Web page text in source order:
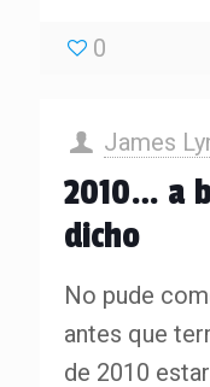
0
James
2010… a
dicho
No pude
antes que
de 2010